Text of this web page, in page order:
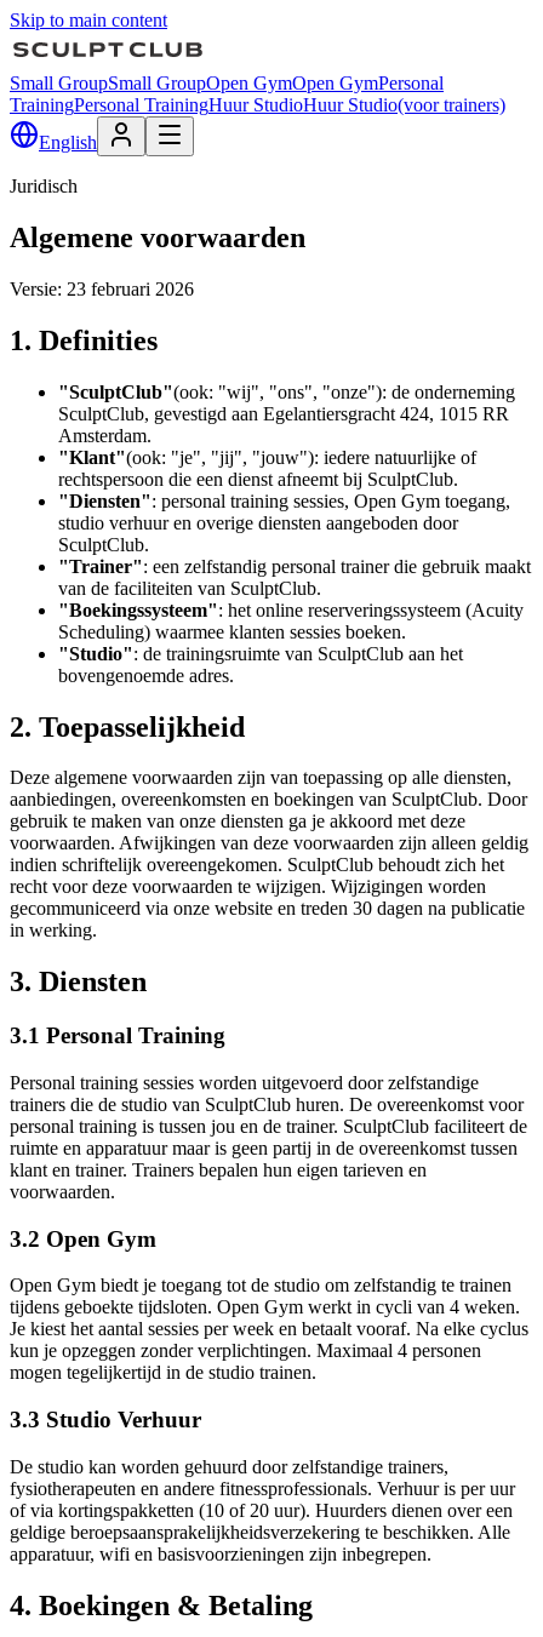
Skip to main content
Small GroupSmall GroupOpen GymOpen GymPersonal
TrainingPersonal TrainingHuur StudioHuur Studio(voor trainers)
English
Juridisch
Algemene voorwaarden
Versie: 23 februari 2026
1. Definities
"SculptClub"(ook: "wij", "ons", "onze"): de onderneming
SculptClub, gevestigd aan Egelantiersgracht 424, 1015 RR
Amsterdam.
"Klant"(ook: "je", "jij", "jouw"): iedere natuurlijke of
rechtspersoon die een dienst afneemt bij SculptClub.
"Diensten": personal training sessies, Open Gym toegang,
studio verhuur en overige diensten aangeboden door
SculptClub.
"Trainer": een zelfstandig personal trainer die gebruik maakt
van de faciliteiten van SculptClub.
"Boekingssysteem": het online reserveringssysteem (Acuity
Scheduling) waarmee klanten sessies boeken.
"Studio": de trainingsruimte van SculptClub aan het
bovengenoemde adres.
2. Toepasselijkheid
Deze algemene voorwaarden zijn van toepassing op alle diensten,
aanbiedingen, overeenkomsten en boekingen van SculptClub. Door
gebruik te maken van onze diensten ga je akkoord met deze
voorwaarden. Afwijkingen van deze voorwaarden zijn alleen geldig
indien schriftelijk overeengekomen. SculptClub behoudt zich het
recht voor deze voorwaarden te wijzigen. Wijzigingen worden
gecommuniceerd via onze website en treden 30 dagen na publicatie
in werking.
3. Diensten
3.1 Personal Training
Personal training sessies worden uitgevoerd door zelfstandige
trainers die de studio van SculptClub huren. De overeenkomst voor
personal training is tussen jou en de trainer. SculptClub faciliteert de
ruimte en apparatuur maar is geen partij in de overeenkomst tussen
klant en trainer. Trainers bepalen hun eigen tarieven en
voorwaarden.
3.2 Open Gym
Open Gym biedt je toegang tot de studio om zelfstandig te trainen
tijdens geboekte tijdsloten. Open Gym werkt in cycli van 4 weken.
Je kiest het aantal sessies per week en betaalt vooraf. Na elke cyclus
kun je opzeggen zonder verplichtingen. Maximaal 4 personen
mogen tegelijkertijd in de studio trainen.
3.3 Studio Verhuur
De studio kan worden gehuurd door zelfstandige trainers,
fysiotherapeuten en andere fitnessprofessionals. Verhuur is per uur
of via kortingspakketten (10 of 20 uur). Huurders dienen over een
geldige beroepsaansprakelijkheidsverzekering te beschikken. Alle
apparatuur, wifi en basisvoorzieningen zijn inbegrepen.
4. Boekingen & Betaling